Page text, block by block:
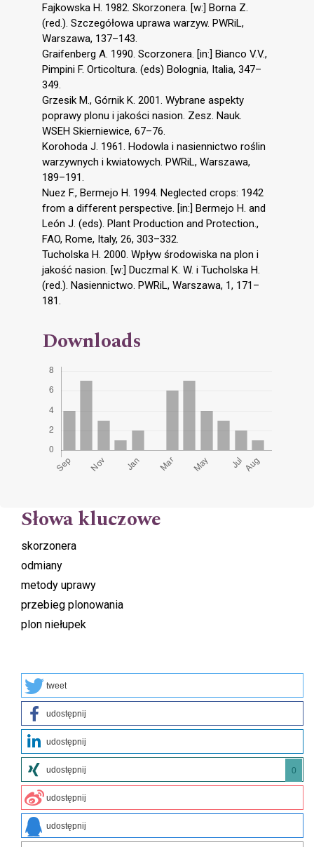
Fajkowska H. 1982. Skorzonera. [w:] Borna Z.
(red.). Szczegółowa uprawa warzyw. PWRiL,
Warszawa, 137–143.
Graifenberg A. 1990. Scorzonera. [in:] Bianco V.V.,
Pimpini F. Orticoltura. (eds) Bolognia, Italia, 347–
349.
Grzesik M., Górnik K. 2001. Wybrane aspekty
poprawy plonu i jakości nasion. Zesz. Nauk.
WSEH Skierniewice, 67–76.
Korohoda J. 1961. Hodowla i nasiennictwo roślin
warzywnych i kwiatowych. PWRiL, Warszawa,
189–191.
Nuez F., Bermejo H. 1994. Neglected crops: 1942
from a different perspective. [in:] Bermejo H. and
León J. (eds). Plant Production and Protection.,
FAO, Rome, Italy, 26, 303–332.
Tucholska H. 2000. Wpływ środowiska na plon i
jakość nasion. [w:] Duczmal K. W. i Tucholska H.
(red.). Nasiennictwo. PWRiL, Warszawa, 1, 171–
181.
Downloads
Słowa kluczowe
skorzonera
odmiany
metody uprawy
przebieg plonowania
plon niełupek
tweet
udostępnij
udostępnij
udostępnij 0
udostępnij
udostępnij